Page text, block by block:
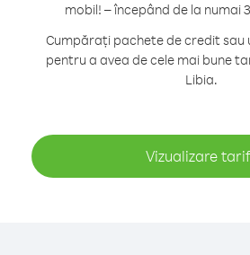
mobil! – începând de la numai
Cumpărați pachete de credit sau
pentru a avea de cele mai bune
Libia.
Vizualizare